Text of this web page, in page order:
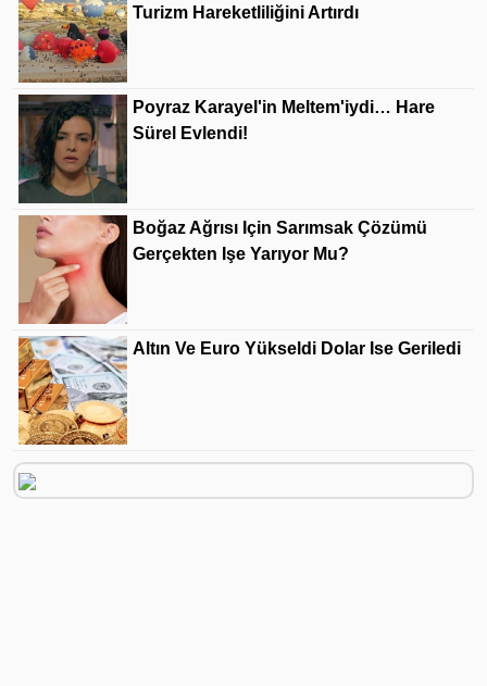
Turizm Hareketliliğini Artırdı
Poyraz Karayel'in Meltem'iydi… Hare
Sürel Evlendi!
Boğaz Ağrısı Için Sarımsak Çözümü
Gerçekten Işe Yarıyor Mu?
Altın Ve Euro Yükseldi Dolar Ise Geriledi